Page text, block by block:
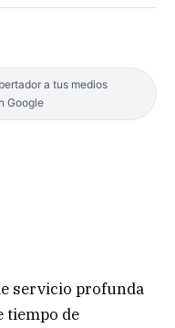
a tus medios
Google
servicio profunda
tiempo de